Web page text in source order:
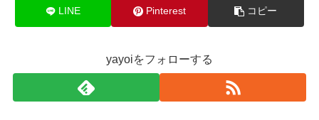
LINE Pinterest コピー
yayoiをフォローする